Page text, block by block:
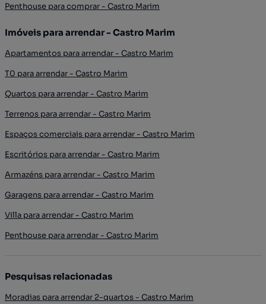
Penthouse para comprar - Castro Marim
Imóveis para arrendar - Castro Marim
Apartamentos para arrendar - Castro Marim
T0 para arrendar - Castro Marim
Quartos para arrendar - Castro Marim
Terrenos para arrendar - Castro Marim
Espaços comerciais para arrendar - Castro Marim
Escritórios para arrendar - Castro Marim
Armazéns para arrendar - Castro Marim
Garagens para arrendar - Castro Marim
Villa para arrendar - Castro Marim
Penthouse para arrendar - Castro Marim
Pesquisas relacionadas
Moradias para arrendar 2-quartos - Castro Marim